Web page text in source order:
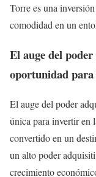
Torre es una
comodidad en un
El auge del
oportunidad
El auge del poder
única para invertir en
convertido en un
un alto poder
crecimiento